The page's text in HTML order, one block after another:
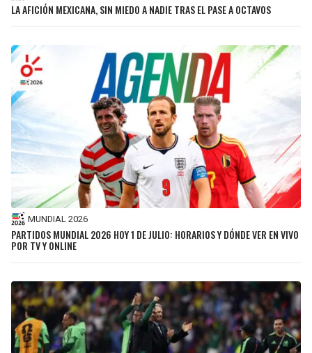
LA AFICIÓN MEXICANA, SIN MIEDO A NADIE TRAS EL PASE A OCTAVOS
MUNDIAL 2026
PARTIDOS MUNDIAL 2026 HOY 1 DE JULIO: HORARIOS Y DÓNDE VER EN VIVO
POR TV Y ONLINE